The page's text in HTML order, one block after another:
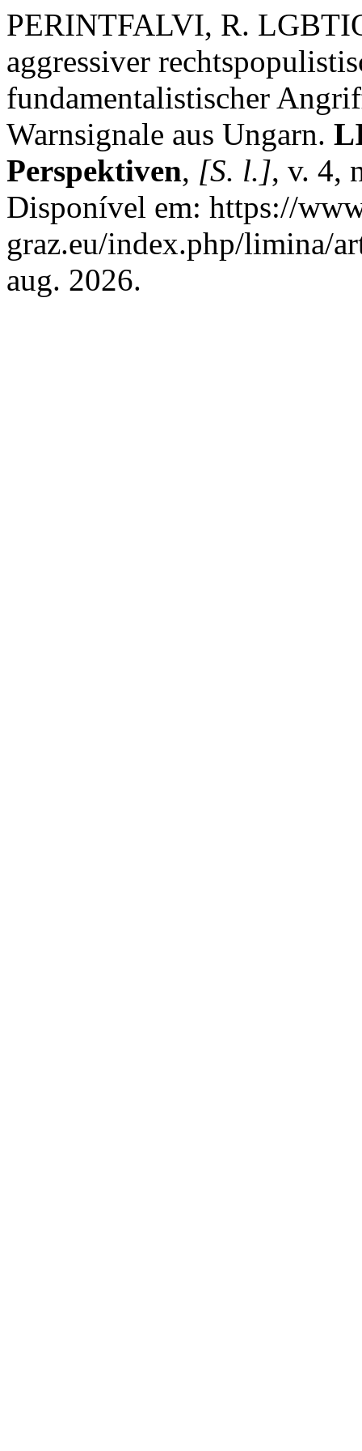
PERINTFALVI, R.
aggressiver
fundamentalistischer
Warnsignale aus Ungarn.
Perspektiven, [S. l.], v. 4,
Disponível em: https://
graz.eu/index.php/limina/
aug. 2026.